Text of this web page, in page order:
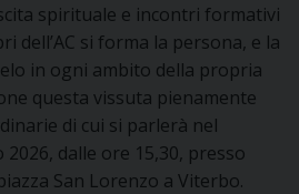
spirituale e incontri formativi
dell’AC si forma la persona, e la
in ogni ambito della propria
questa vissuta pienamente
di cui si parlerà nel
dalle ore 15,30, presso
San Lorenzo a Viterbo.